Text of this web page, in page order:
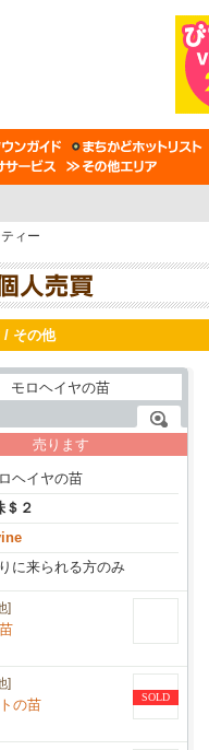
ィー
/ その他
売ります
ヘイヤの苗
＄２
に来られる方のみ
]
SOLD
]
の苗